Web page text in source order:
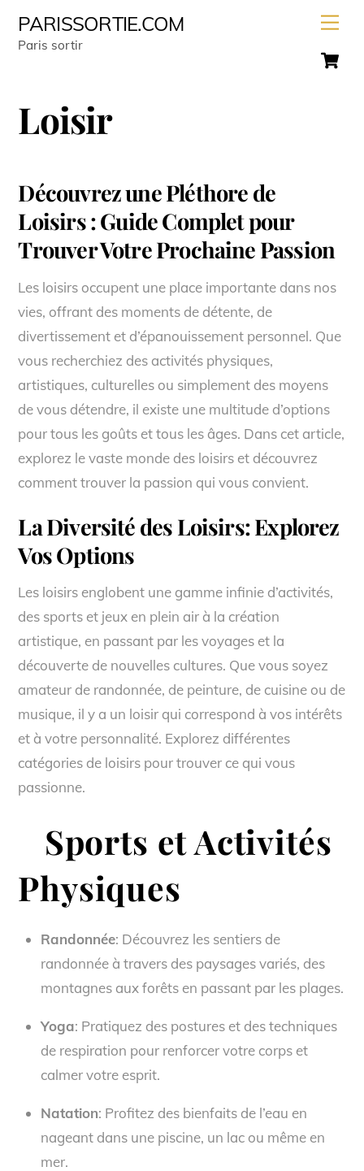
PARISSORTIE.COM
Paris sortir
Loisir
Découvrez une Pléthore de
Loisirs : Guide Complet pour
Trouver Votre Prochaine Passion
Les loisirs occupent une place importante dans nos
vies, offrant des moments de détente, de
divertissement et d’épanouissement personnel. Que
vous recherchiez des activités physiques,
artistiques, culturelles ou simplement des moyens
de vous détendre, il existe une multitude d’options
pour tous les goûts et tous les âges. Dans cet article,
explorez le vaste monde des loisirs et découvrez
comment trouver la passion qui vous convient.
La Diversité des Loisirs: Explorez
Vos Options
Les loisirs englobent une gamme infinie d’activités,
des sports et jeux en plein air à la création
artistique, en passant par les voyages et la
découverte de nouvelles cultures. Que vous soyez
amateur de randonnée, de peinture, de cuisine ou de
musique, il y a un loisir qui correspond à vos intérêts
et à votre personnalité. Explorez différentes
catégories de loisirs pour trouver ce qui vous
passionne.
Sports et Activités
Physiques
Randonnée: Découvrez les sentiers de
randonnée à travers des paysages variés, des
montagnes aux forêts en passant par les plages.
Yoga: Pratiquez des postures et des techniques
de respiration pour renforcer votre corps et
calmer votre esprit.
Natation: Profitez des bienfaits de l’eau en
nageant dans une piscine, un lac ou même en
mer.